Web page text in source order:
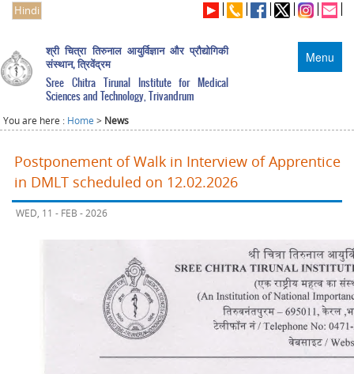
Hindi
Menu
श्री चित्रा तिरुनाल आयुर्विज्ञान और प्रौद्योगिकी
संस्थान, त्रिवेंद्रम
Sree Chitra Tirunal Institute for Medical
Sciences and Technology, Trivandrum
You are here : Home > News
Postponement of Walk in Interview of Apprentice
in DMLT scheduled on 12.02.2026
WED, 11 - FEB - 2026